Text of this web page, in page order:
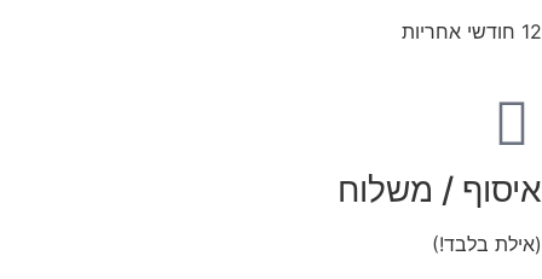
12 חודשי אחריות
איסוף / משלוח
(אילת בלבד!)